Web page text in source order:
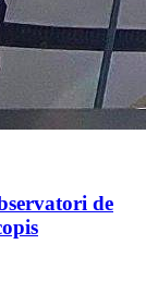
de